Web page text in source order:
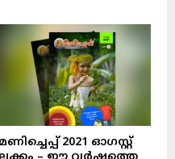
മണിച്ചെപ്പ് 2021 ഓഗസ്റ്റ്